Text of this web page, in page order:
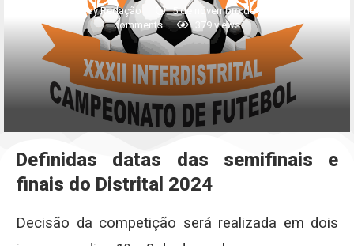
written byRedação 5 de novembro de 2024
comments
379 views
Definidas datas das semifinais e
finais do Distrital 2024
Decisão da competição será realizada em dois